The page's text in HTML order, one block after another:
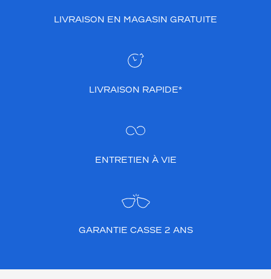
LIVRAISON EN MAGASIN GRATUITE
LIVRAISON RAPIDE*
ENTRETIEN À VIE
GARANTIE CASSE 2 ANS